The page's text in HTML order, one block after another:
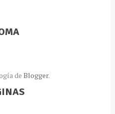
de Blogger.